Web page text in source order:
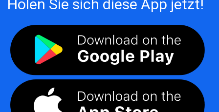
Holen Sie sich diese App jetzt!